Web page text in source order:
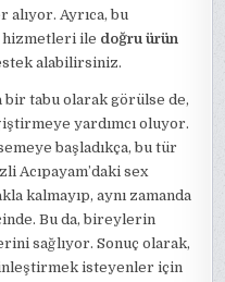
Ayrıca, bu
hizmetleri ile doğru ürün
alabilirsiniz.
tabu olarak görülse de,
yardımcı oluyor.
başladıkça, bu tür
Acıpayam’daki sex
kalmayıp, aynı zamanda
Bu da, bireylerin
sağlıyor. Sonuç olarak,
isteyenler için